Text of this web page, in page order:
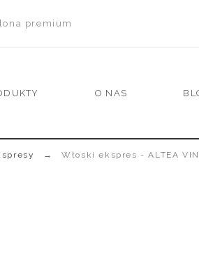
premium
O NAS
Włoski ekspres - ALTEA